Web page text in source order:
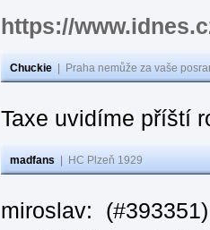
https://
Chuckie Praha nemůže za vaše
Taxe uvidíme příští
madfans HC Plzeň 1929
miroslav: